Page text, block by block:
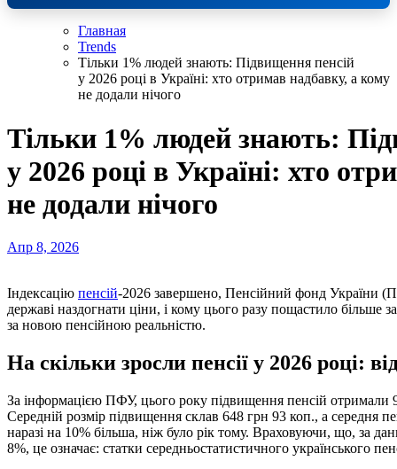
Главная
Trends
Тільки 1% людей знають: Підвищення пенсій
у 2026 році в Україні: хто отримав надбавку, а кому
не додали нічого
Тільки 1% людей знають:
у 2026 році в Україні: хто
не додали нічого
Апр 8, 2026
Індексацію пенсій-2026 завершено, Пенсійний фонд України
державі наздогнати ціни, і кому цього разу пощастило більше
за новою пенсійною реальністю.
На скільки зросли пенсії у 2026 році:
За інформацією ПФУ, цього року підвищення пенсій отримали
Середній розмір підвищення склав 648 грн 93 коп., а середня
наразі на 10% більша, ніж було рік тому. Враховуючи, що, за
8%, це означає: статки середньостатистичного українського